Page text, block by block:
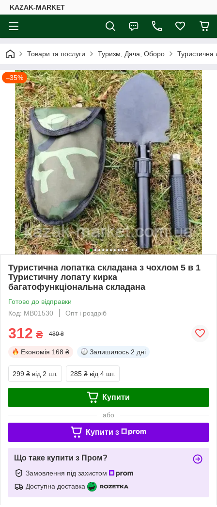
KAZAK-MARKET
Товари та послуги Туризм, Дача, Оборо Туристична
–35%
Туристична лопатка складана з чохлом 5 в 1
Туристичну лопату кирка
багатофункціональна складана
Готово до відправки
Код: MB01530
Опт і роздріб
312 ₴ 480 ₴
Економія 168 ₴ Залишилось 2 дні
299 ₴ від 2 шт. 285 ₴ від 4 шт.
Купити
або
Купити з
Що таке купити з Пром?
Замовлення під захистом
Доступна доставка